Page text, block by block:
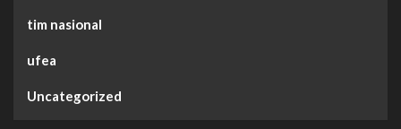
tim nasional
ufea
Uncategorized